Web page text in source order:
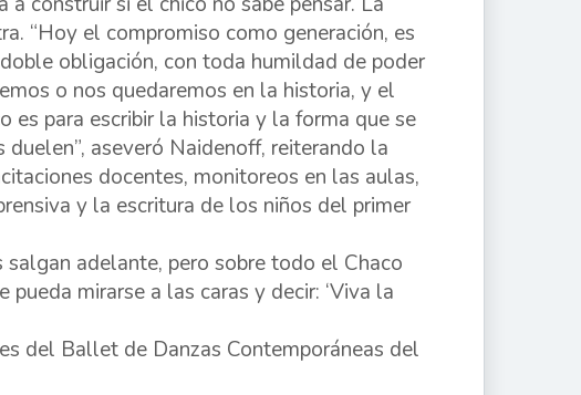
“Hoy el compromiso como generación, es
obligación, con toda humildad de poder
o nos quedaremos en la historia, y el
es para escribir la historia y la forma que se
aseveró Naidenoff, reiterando la
docentes, monitoreos en las aulas,
y la escritura de los niños del primer
adelante, pero sobre todo el Chaco
mirarse a las caras y decir: ‘Viva la
del Ballet de Danzas Contemporáneas del